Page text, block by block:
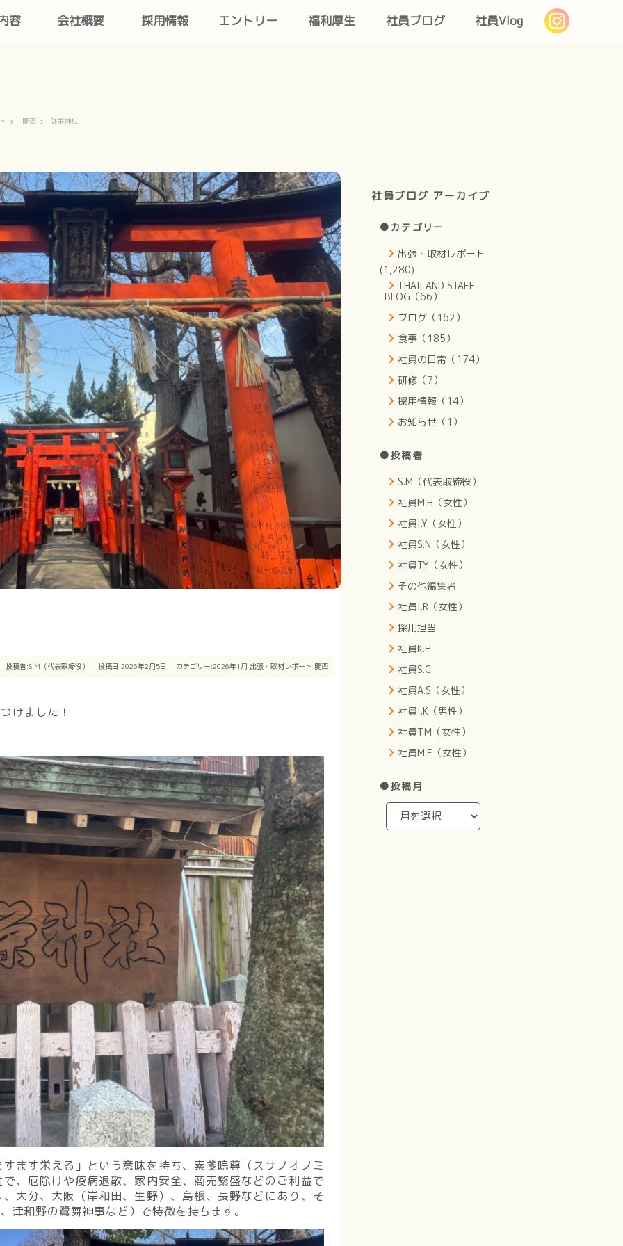
容 会社概要 採用情報 エントリー 福利厚生 社員ブログ 社員Vlog
関西 弥栄神社
投稿者:S.M（代表取締役） 投稿日:2026年2月5日 カテゴリー:2026年1月 出張・取材レポート 関西
けました！
ます栄える」という意味を持ち、素戔嗚尊（スサノオノミ
、厄除けや疫病退散、家内安全、商売繁盛などのご利益で
大分、大阪（岸和田、生野）、島根、長野などにあり、そ
津和野の鷺舞神事など）で特徴を持ちます。
社員ブログ アーカイブ
●カテゴリー
出張・取材レポート
(1,280)
THAILAND STAFF
BLOG（66）
ブログ（162）
食事（185）
社員の日常（174）
研修（7）
採用情報（14）
お知らせ（1）
●投稿者
S.M（代表取締役）
社員M.H（女性）
社員I.Y（女性）
社員S.N（女性）
社員T.Y（女性）
その他編集者
社員I.R（女性）
採用担当
社員K.H
社員S.C
社員A.S（女性）
社員I.K（男性）
社員T.M（女性）
社員M.F（女性）
●投稿月